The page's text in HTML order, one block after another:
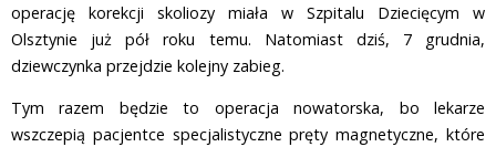
operację korekcji skoliozy miała w Szpitalu Dziecięcym w
Olsztynie już pół roku temu. Natomiast dziś, 7 grudnia,
dziewczynka przejdzie kolejny zabieg.
Tym razem będzie to operacja nowatorska, bo lekarze
wszczepią pacjentce specjalistyczne pręty magnetyczne, które